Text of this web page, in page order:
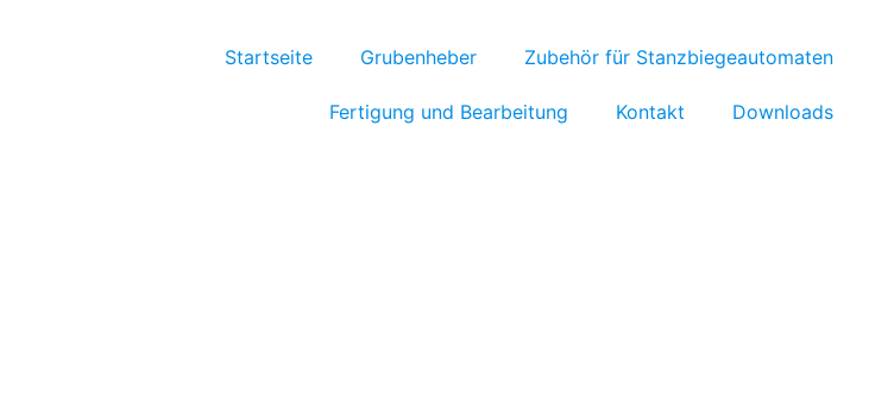
Startseite Grubenheber Zubehör für Stanzbiegeautomaten
Fertigung und Bearbeitung Kontakt Downloads